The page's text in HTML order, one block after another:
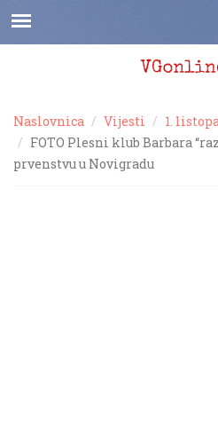
Naslovnica Vijesti
1.
FOTO Plesni klub Barbara
prvenstvu u Novigradu